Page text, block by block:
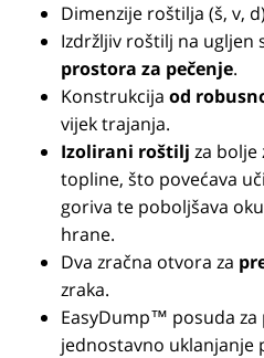
Dimenzije roštilja (š, v,
Izdržljiv roštilj na ugljen
prostora za pečenje.
Konstrukcija od
vijek trajanja.
Izolirani roštilj za bolje
topline, što povećava
goriva te poboljšava
hrane.
Dva zračna otvora za
zraka.
EasyDump™ posuda
jednostavno uklanjanje